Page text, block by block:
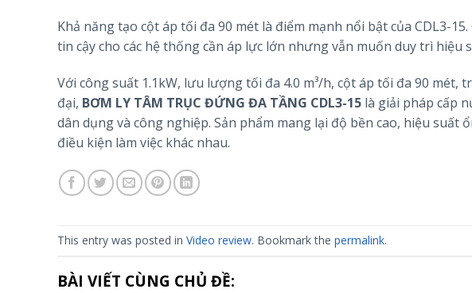
Khả năng tạo cột áp tối đa 90 mét là điểm mạnh nổi bật của CDL3-
tin cậy cho các hệ thống cần áp lực lớn nhưng vẫn muốn duy trì hiệu
Với công suất 1.1kW, lưu lượng tối đa 4.0 m³/h, cột áp tối đa 90
đại, BƠM LY TÂM TRỤC ĐỨNG ĐA TẦNG CDL3-15 là giải pháp cấp
dân dụng và công nghiệp. Sản phẩm mang lại độ bền cao, hiệu
điều kiện làm việc khác nhau.
This entry was posted in Video review. Bookmark the permalink.
BÀI VIẾT CÙNG CHỦ ĐỀ: